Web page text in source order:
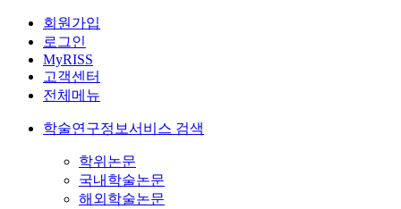
회원가입
로그인
MyRISS
고객센터
전체메뉴
학술연구정보서비스 검색
학위논문
국내학술논문
해외학술논문